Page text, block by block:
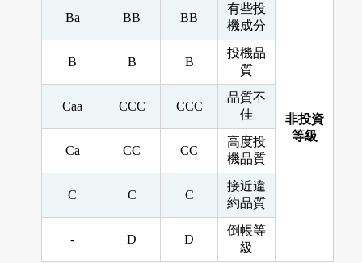
Ba BB BB
有些投
機成分
非投資
等級
B B B
投機品
質
Caa CCC CCC
品質不
佳
Ca CC CC
高度投
機品質
C C C
接近違
約品質
- D D
倒帳等
級